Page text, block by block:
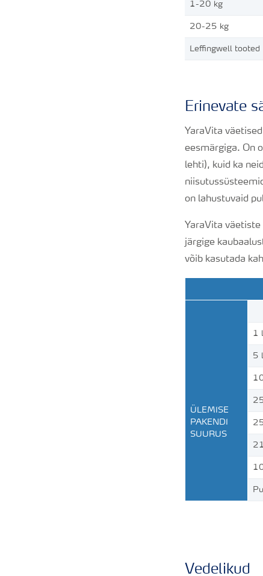
1-20 kg
20-25 kg
Leffingwell tooted
Erinevate
YaraVita
eesmärgiga. On
lehti), kuid ka
on lahustuvaid
YaraVita
järgige
võib kasutada
ÜLEMISE
PAKENDI
SUURUS
1 l
5 l
Vedelikud